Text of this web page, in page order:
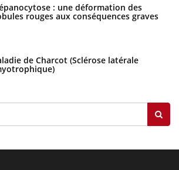
: une déformation des
rouges aux conséquences graves
de Charcot (Sclérose latérale